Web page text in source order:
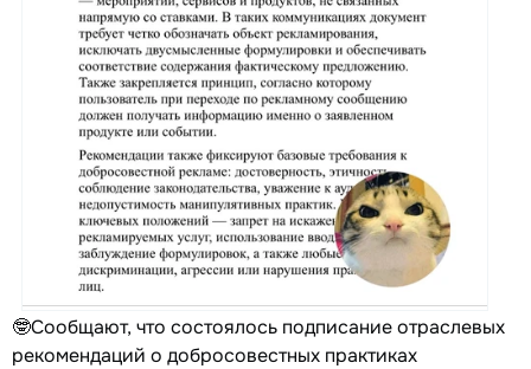
🤓Сообщают, что состоялось подписание отраслевых
рекомендаций о добросовестных практиках